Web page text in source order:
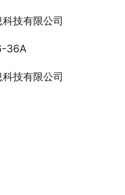
科技有限公司
36A
科技有限公司